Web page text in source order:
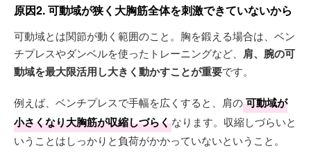
原因2. 可動域が狭く大胸筋全体を刺激できていないから
可動域とは関節が動く範囲のこと。胸を鍛える場合は、ベン
チプレスやダンベルを使ったトレーニングなど、 肩、腕の可
動域を最大限活用し大きく動かすことが重要です。
例えば、ベンチプレスで手幅を広くすると、肩の可動域が
小さくなり大胸筋が収縮しづらくなります。収縮しづらいと
いうことはしっかりと負荷がかかっていないということ。